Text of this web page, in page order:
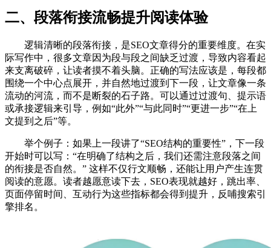
二、段落衔接流畅提升阅读体验
逻辑清晰的段落衔接，是SEO文章得分的重要维度。在实
际写作中，很多文章因为段与段之间缺乏过渡，导致内容看起
来支离破碎，让读者摸不着头脑。正确的写法应该是，每段都
围绕一个中心点展开，并自然地过渡到下一段，让文章像一条
流动的河流，而不是断裂的石子路。可以通过过渡句、提示语
或承接逻辑来引导，例如“此外”“与此同时”“更进一步”“在上
文提到之后”等。
举个例子：如果上一段讲了“SEO结构的重要性”，下一段
开始时可以写：“在明确了结构之后，我们还需注意段落之间
的衔接是否自然。” 这样不仅行文顺畅，还能让用户产生连贯
阅读的意愿。读者越愿意读下去，SEO表现就越好，跳出率、
页面停留时间、互动行为这些指标都会得到提升，反哺搜索引
擎排名。